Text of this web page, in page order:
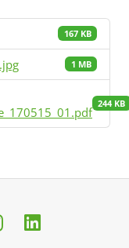
167 KB
1 MB
244 KB